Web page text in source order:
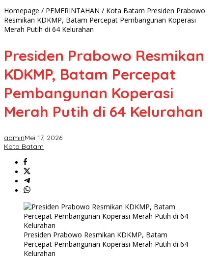
Homepage / PEMERINTAHAN / Kota Batam Presiden Prabowo
Resmikan KDKMP, Batam Percepat Pembangunan Koperasi
Merah Putih di 64 Kelurahan
Presiden Prabowo Resmikan
KDKMP, Batam Percepat
Pembangunan Koperasi
Merah Putih di 64 Kelurahan
adminMei 17, 2026
Kota Batam
Presiden Prabowo Resmikan KDKMP, Batam
Percepat Pembangunan Koperasi Merah Putih di 64
Kelurahan